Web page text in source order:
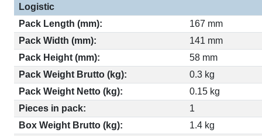
Logistic
Pack Length (mm):
167 mm
Pack Width (mm):
141 mm
Pack Height (mm):
58 mm
Pack Weight Brutto (kg):
0.3 kg
Pack Weight Netto (kg):
0.15 kg
Pieces in pack:
1
Box Weight Brutto (kg):
1.4 kg